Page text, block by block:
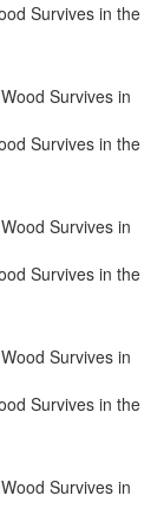
Survives in the
Survives in the
Survives in the
Survives in the